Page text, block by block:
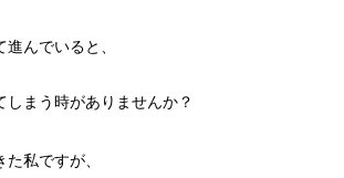
んでいると、
しまう時がありませんか？
私ですが、